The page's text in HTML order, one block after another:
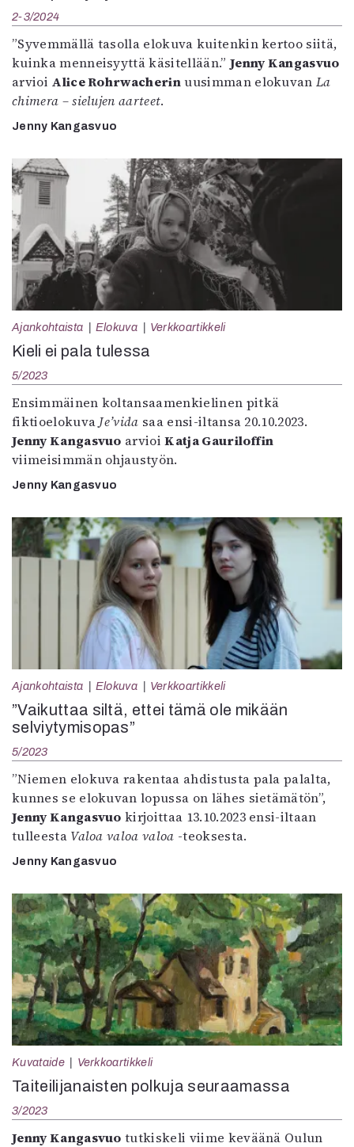
2-3/2024
”Syvemmällä tasolla elokuva kuitenkin kertoo siitä,
kuinka menneisyyttä käsitellään.” Jenny Kangasvuo
arvioi Alice Rohrwacherinuusimman elokuvanLa
chimera – sielujen aarteet.
Jenny Kangasvuo
Ajankohtaista Elokuva Verkkoartikkeli
Kieli ei pala tulessa
5/2023
Ensimmäinen koltansaamenkielinen pitkä
fiktioelokuva Je’vida saa ensi-iltansa 20.10.2023.
Jenny Kangasvuo arvioiKatja Gauriloffin
viimeisimmän ohjaustyön.
Jenny Kangasvuo
Ajankohtaista Elokuva Verkkoartikkeli
”Vaikuttaa siltä, ettei tämä ole mikään
selviytymisopas”
5/2023
”Niemen elokuva rakentaa ahdistusta pala palalta,
kunnes se elokuvan lopussa on lähes sietämätön”,
Jenny Kangasvuo kirjoittaa 13.10.2023 ensi-iltaan
tulleesta Valoa valoa valoa -teoksesta.
Jenny Kangasvuo
Kuvataide Verkkoartikkeli
Taiteilijanaisten polkuja seuraamassa
3/2023
Jenny Kangasvuo tutkiskeli viime keväänä Oulun